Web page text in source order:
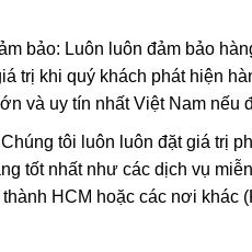
cách chính xác trừ khi dùng
tên “Brazil law twinning”
kết tạo thành một tinh thể duy
lý thuyết, người ta có thể tạo
bảo: Luôn luôn đảm bảo
trị khi quý khách phát hiện
và uy tín nhất Việt Nam nếu
tôi luôn luôn đặt giá trị
tốt nhất như các dịch vụ
HCM hoặc các nơi khác